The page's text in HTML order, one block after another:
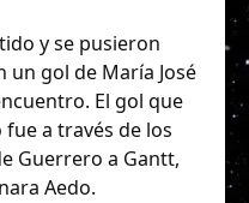
y se pusieron
un gol de María José
El gol que
a través de los
Guerrero a Gantt,
Aedo.